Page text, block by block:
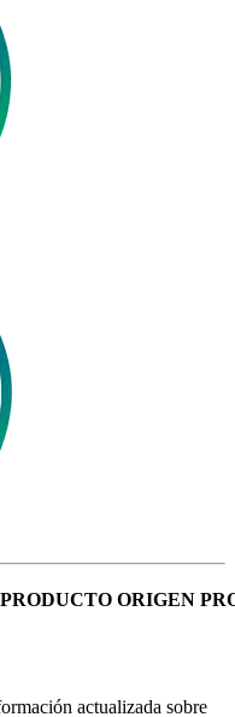
PRODUCTO ORIGEN
actualizada sobre